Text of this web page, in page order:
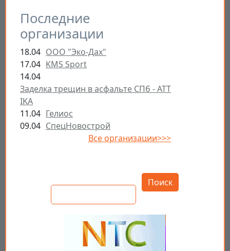
Последние
организации
18.04 ООО "Эко-Дах"
17.04 KMS Sport
14.04
Заделка трещин в асфальте СПб - ATT
IKA
11.04 Гелиос
09.04 СпецНовострой
Все организации>>>